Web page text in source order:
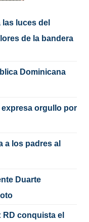
luces del
de la bandera
Dominicana
expresa orgullo por
a los padres al
Duarte
conquista el